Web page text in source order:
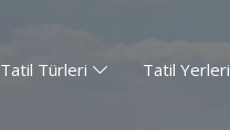
Tatil Türleri Tatil Yerleri